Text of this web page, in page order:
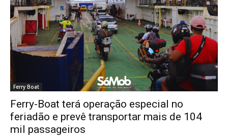
Ferry Boat
Ferry-Boat terá operação especial no
feriadão e prevê transportar mais de 104
mil passageiros